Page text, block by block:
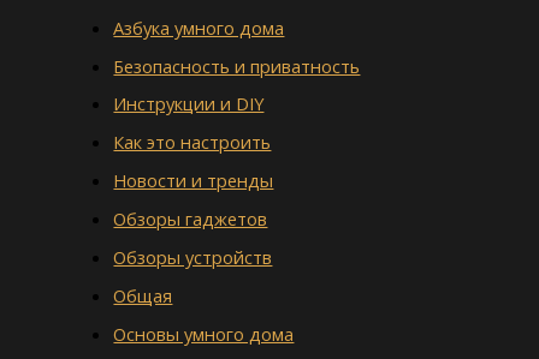
Азбука умного дома
Безопасность и приватность
Инструкции и DIY
Как это настроить
Новости и тренды
Обзоры гаджетов
Обзоры устройств
Общая
Основы умного дома